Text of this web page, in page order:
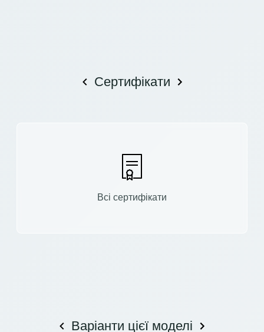
Сертифікати
Всі сертифікати
Варіанти цієї моделі